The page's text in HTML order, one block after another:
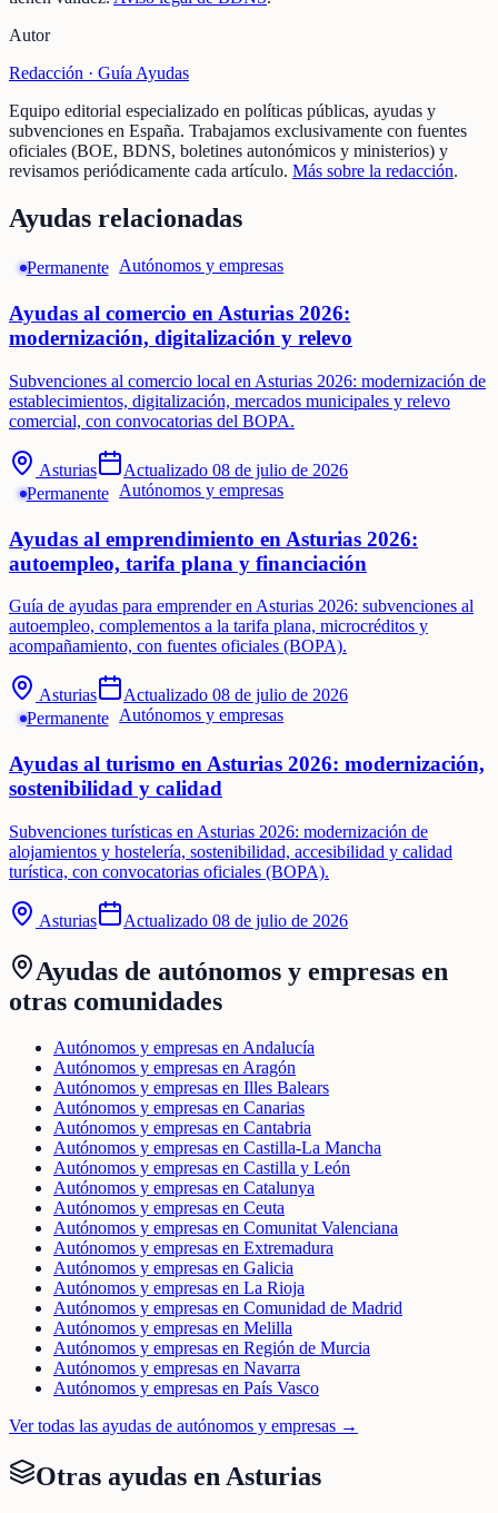
Autor
Redacción · Guía Ayudas
Equipo editorial especializado en políticas públicas, ayudas y
subvenciones en España. Trabajamos exclusivamente con fuentes
oficiales (BOE, BDNS, boletines autonómicos y ministerios) y
revisamos periódicamente cada artículo. Más sobre la redacción.
Ayudas relacionadas
Permanente Autónomos y empresas
Ayudas al comercio en Asturias 2026:
modernización, digitalización y relevo
Subvenciones al comercio local en Asturias 2026: modernización de
establecimientos, digitalización, mercados municipales y relevo
comercial, con convocatorias del BOPA.
Asturias Actualizado 08 de julio de 2026
Permanente Autónomos y empresas
Ayudas al emprendimiento en Asturias 2026:
autoempleo, tarifa plana y financiación
Guía de ayudas para emprender en Asturias 2026: subvenciones al
autoempleo, complementos a la tarifa plana, microcréditos y
acompañamiento, con fuentes oficiales (BOPA).
Asturias Actualizado 08 de julio de 2026
Permanente Autónomos y empresas
Ayudas al turismo en Asturias 2026: modernización,
sostenibilidad y calidad
Subvenciones turísticas en Asturias 2026: modernización de
alojamientos y hostelería, sostenibilidad, accesibilidad y calidad
turística, con convocatorias oficiales (BOPA).
Asturias Actualizado 08 de julio de 2026
Ayudas de autónomos y empresas en
otras comunidades
Autónomos y empresas en Andalucía
Autónomos y empresas en Aragón
Autónomos y empresas en Illes Balears
Autónomos y empresas en Canarias
Autónomos y empresas en Cantabria
Autónomos y empresas en Castilla-La Mancha
Autónomos y empresas en Castilla y León
Autónomos y empresas en Catalunya
Autónomos y empresas en Ceuta
Autónomos y empresas en Comunitat Valenciana
Autónomos y empresas en Extremadura
Autónomos y empresas en Galicia
Autónomos y empresas en La Rioja
Autónomos y empresas en Comunidad de Madrid
Autónomos y empresas en Melilla
Autónomos y empresas en Región de Murcia
Autónomos y empresas en Navarra
Autónomos y empresas en País Vasco
Ver todas las ayudas de autónomos y empresas →
Otras ayudas enAsturias